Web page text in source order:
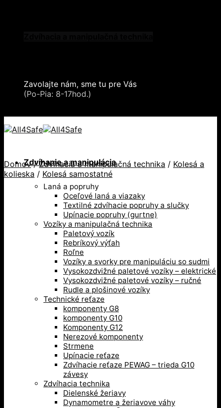
Zavolajte nám, sme tu pre Vás
(Po-Pia: 8-17hod.)
Zdvíhanie a manipulácia
Laná a popruhy
Oceľové laná a viazaky
Textilné zdvíhacie popruhy a slučky
Upínacie popruhy (gurtne)
Vozíky a manipulačná technika
Paletový vozík
Rebríkový výťah
Roľne
Vozíky a svorky pre manipuláciu so sudmi
Vysokozdvižné paletové vozíky – elektrické
Vysokozdvižné paletové vozíky – ručné
Rudle a plošinové vozíky
Technické reťaze
komponenty G8
komponenty G10
Komponenty G12
Nerezové komponenty
Strmene
Upínacie reťaze
Zdvíhacie reťaze PEWAG – trieda G10
závesy
Zdvíhacia technika
Dielenské žeriavy
Dynamometre a žeriavove váhy
Domov / Zdvíhacia a manipulačná technika / Kolesá a
kolieska / Kolesá samostatné